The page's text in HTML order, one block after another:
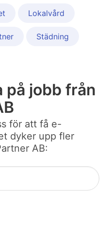
Lokalvård
Städning
på jobb från
för att få e-
dyker upp fler
AB: